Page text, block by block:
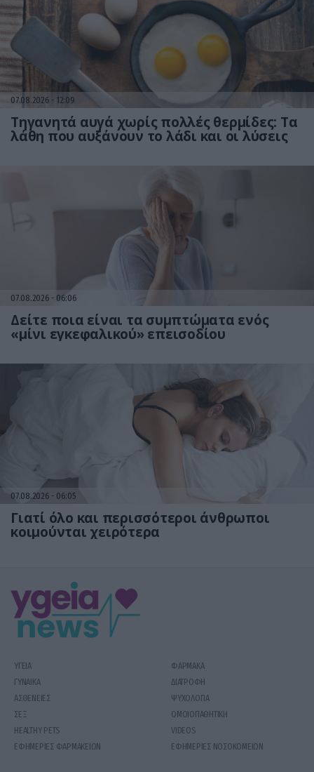
07.08.2026 12:09
Τηγανητά αυγά χωρίς πολλές θερμίδες: Τα
λάθη που αυξάνουν το λάδι και οι λύσεις
07.08.2026 06:06
Δείτε ποια είναι τα συμπτώματα ενός
«μίνι εγκεφαλικού» επεισοδίου
07.08.2026 06:05
Γιατί όλο και περισσότεροι άνθρωποι
κοιμούνται χειρότερα
ΥΓΕΙΑ
ΦΑΡΜΑΚΑ
ΓΥΝΑΙΚΑ
ΔΙΑΤΡΟΦΗ
ΑΣΘΕΝΕΙΕΣ
ΨΥΧΟΛΟΓΙΑ
ΣΕΞ
ΟΜΟΙΟΠΑΘΗΤΙΚΗ
HEALTHY PETS
VIDEOS
ΕΦΗΜΕΡΙΕΣ ΦΑΡΜΑΚΕΙΩΝ
ΕΦΗΜΕΡΙΕΣ ΝΟΣΟΚΟΜΕΙΩΝ